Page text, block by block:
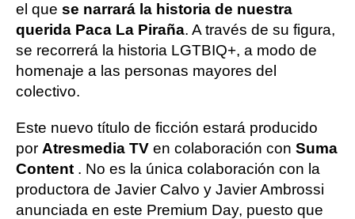
el que se narrará la historia de nuestra
querida Paca La Piraña. A través de su figura,
se recorrerá la historia LGTBIQ+, a modo de
homenaje a las personas mayores del
colectivo.
Este nuevo título de ficción estará producido
por Atresmedia TV en colaboración con Suma
Content . No es la única colaboración con la
productora de Javier Calvo y Javier Ambrossi
anunciada en este Premium Day, puesto que